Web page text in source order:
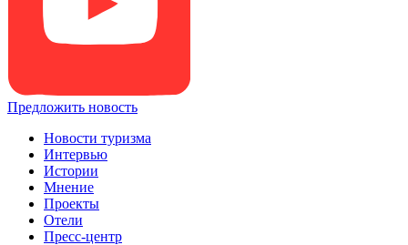
Предложить новость
Новости туризма
Интервью
Истории
Мнение
Проекты
Отели
Пресс-центр